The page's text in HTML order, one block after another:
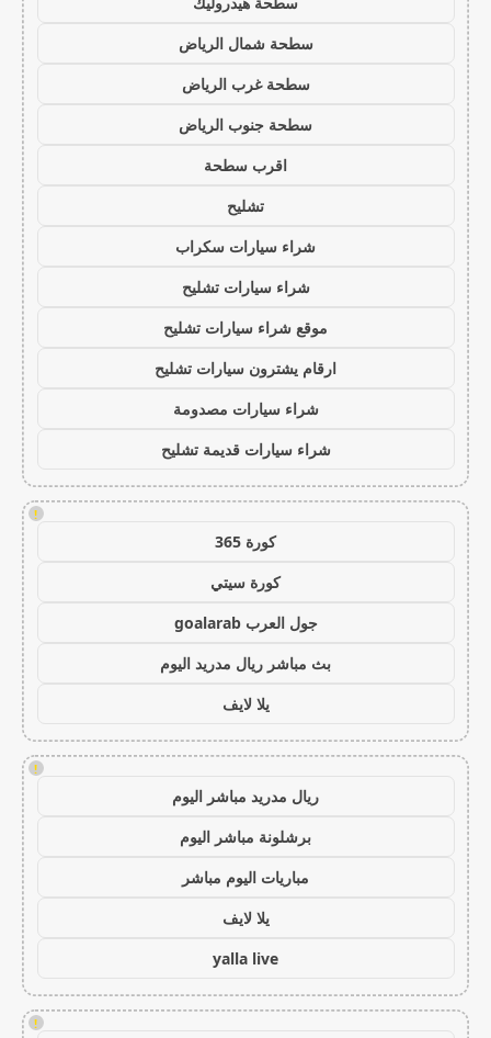
سطحة شمال الرياض
سطحة غرب الرياض
سطحة جنوب الرياض
اقرب سطحة
تشليح
شراء سيارات سكراب
شراء سيارات تشليح
موقع شراء سيارات تشليح
ارقام يشترون سيارات تشليح
شراء سيارات مصدومة
شراء سيارات قديمة تشليح
!
كورة 365
كورة سيتي
جول العرب goalarab
بث مباشر ريال مدريد اليوم
يلا لايف
!
ريال مدريد مباشر اليوم
برشلونة مباشر اليوم
مباريات اليوم مباشر
يلا لايف
yalla live
!